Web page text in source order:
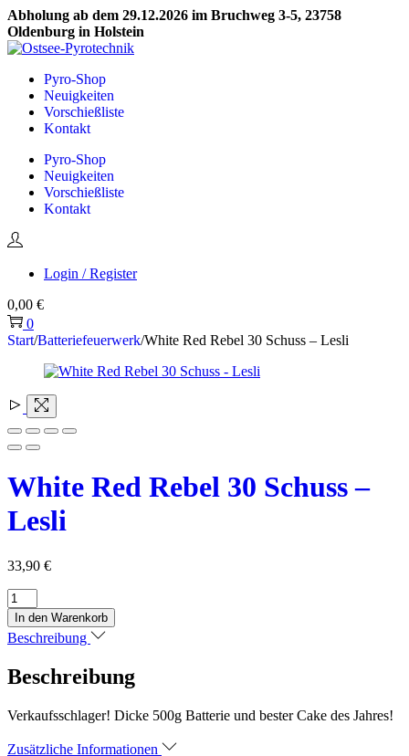
Abholung ab dem 29.12.2026 im Bruchweg 3-5, 23758
Oldenburg in Holstein
Skip
navigation
Skip
contentPyro-Shop
Neuigkeiten
Vorschießliste
Kontakt
Pyro-Shop
Neuigkeiten
Vorschießliste
Kontakt
Login / Register
0,00 €
0
Start/Batteriefeuerwerk/White Red Rebel 30 Schuss – Lesli
White Red Rebel 30 Schuss –
Lesli
33,90 €
White
Red
Rebel
30
Menge
In den Warenkorb
Beschreibung
Beschreibung
Verkaufsschlager! Dicke 500g Batterie und bester Cake des Jahres!
Zusätzliche Informationen